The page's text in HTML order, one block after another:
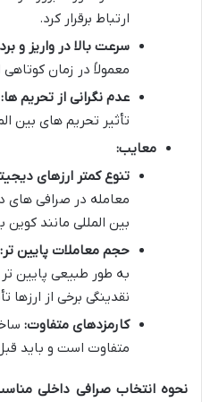
ارتباط برقرار کرد.
سرعت بالا در واریز و
معمولاً در زمان
عدم نگرانی از تحریم ها:
تأثیر تحریم های بین
معایب:
تنوع کمتر ارزهای
معامله در صرافی های
بین المللی مانند
حجم معاملات پایین تر:
به طور طبیعی پایین
نقدینگی برخی از ارزها
کارمزدهای متفاوت:
متفاوت است و باید
نحوه انتخاب صرافی داخلی